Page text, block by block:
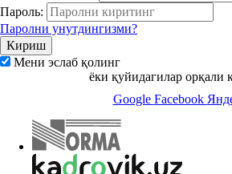
Пароль:
Паролни унутдингизми?
Мени эслаб қолинг
ёки қуйидагилар орқали
Google Facebook